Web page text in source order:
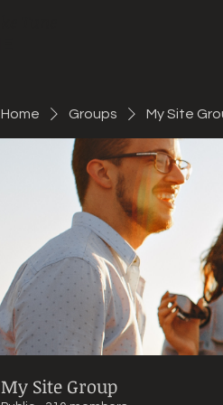
Home Groups My Site
My Site Group